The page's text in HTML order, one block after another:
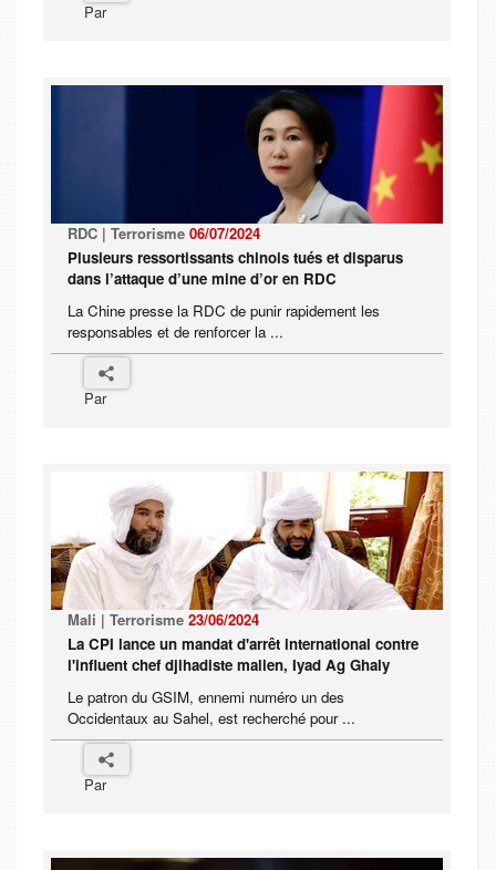
Par
RDC | Terrorisme 06/07/2024
Plusieurs ressortissants chinois tués et disparus
dans l’attaque d’une mine d’or en RDC
La Chine presse la RDC de punir rapidement les
responsables et de renforcer la ...
Par
Mali | Terrorisme 23/06/2024
La CPI lance un mandat d'arrêt international contre
l'influent chef djihadiste malien, Iyad Ag Ghaly
Le patron du GSIM, ennemi numéro un des
Occidentaux au Sahel, est recherché pour ...
Par